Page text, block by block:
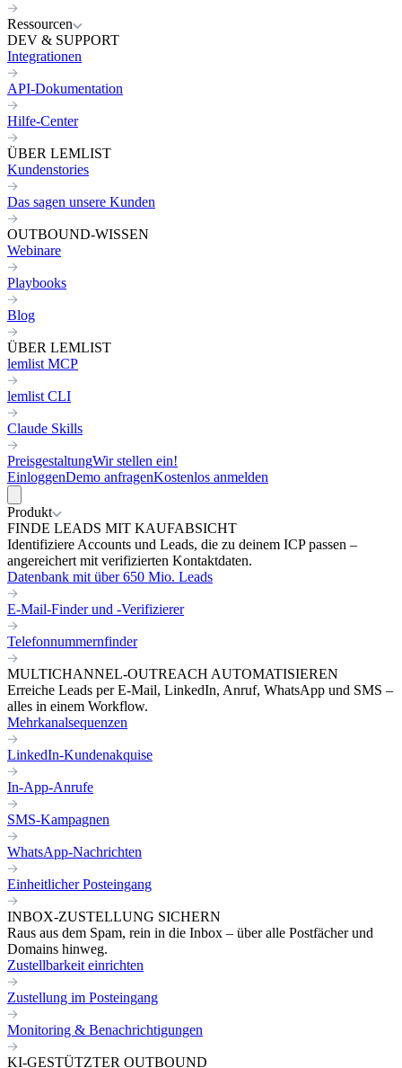
Ressourcen
DEV & SUPPORT
Integrationen
API-Dokumentation
Hilfe-Center
ÜBER LEMLIST
Kundenstories
Das sagen unsere Kunden
OUTBOUND-WISSEN
Webinare
Playbooks
Blog
ÜBER LEMLIST
lemlist MCP
lemlist CLI
Claude Skills
PreisgestaltungWir stellen ein!
EinloggenDemo anfragenKostenlos anmelden
Produkt
FINDE LEADS MIT KAUFABSICHT
Identifiziere Accounts und Leads, die zu deinem ICP passen –
angereichert mit verifizierten Kontaktdaten.
Datenbank mit über 650 Mio. Leads
E-Mail-Finder und -Verifizierer
Telefonnummernfinder
MULTICHANNEL-OUTREACH AUTOMATISIEREN
Erreiche Leads per E-Mail, LinkedIn, Anruf, WhatsApp und SMS –
alles in einem Workflow.
Mehrkanalsequenzen
LinkedIn-Kundenakquise
In-App-Anrufe
SMS-Kampagnen
WhatsApp-Nachrichten
Einheitlicher Posteingang
INBOX-ZUSTELLUNG SICHERN
Raus aus dem Spam, rein in die Inbox – über alle Postfächer und
Domains hinweg.
Zustellbarkeit einrichten
Zustellung im Posteingang
Monitoring & Benachrichtigungen
KI-GESTÜTZTER OUTBOUND